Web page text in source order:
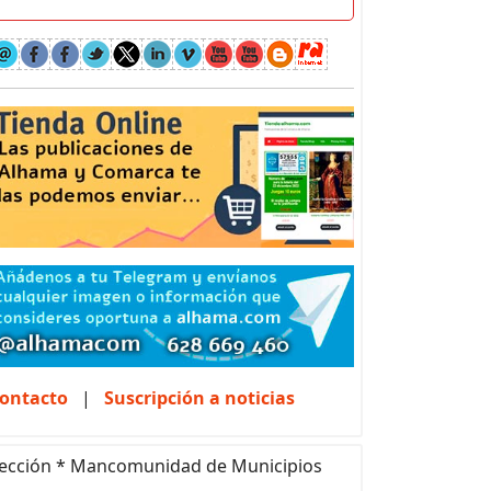
| Suscripción a noticias
* Mancomunidad de Municipios